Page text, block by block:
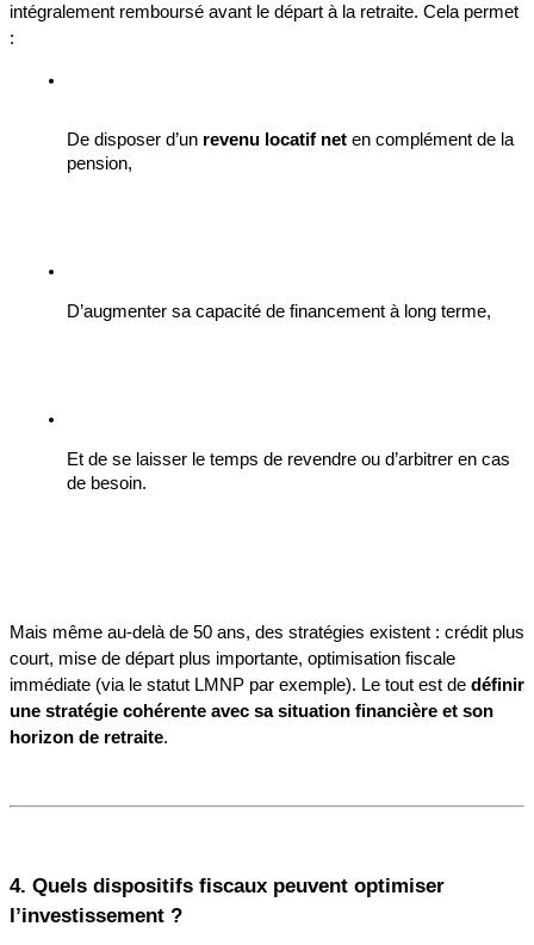
intégralement remboursé avant le départ à la retraite. Cela permet
:
De disposer d’un revenu locatif net en complément de la
pension,
D’augmenter sa capacité de financement à long terme,
Et de se laisser le temps de revendre ou d’arbitrer en cas
de besoin.
Mais même au-delà de 50 ans, des stratégies existent : crédit plus
court, mise de départ plus importante, optimisation fiscale
immédiate (via le statut LMNP par exemple). Le tout est de définir
une stratégie cohérente avec sa situation financière et son
horizon de retraite.
4. Quels dispositifs fiscaux peuvent optimiser
l’investissement ?